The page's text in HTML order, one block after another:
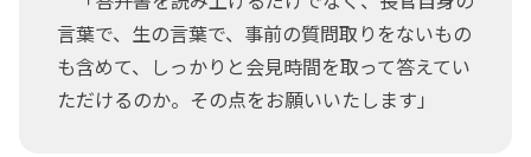
言葉で、生の言葉で、事前の質問取りをないもの
も含めて、しっかりと会見時間を取って答えてい
ただけるのか。その点をお願いいたします」